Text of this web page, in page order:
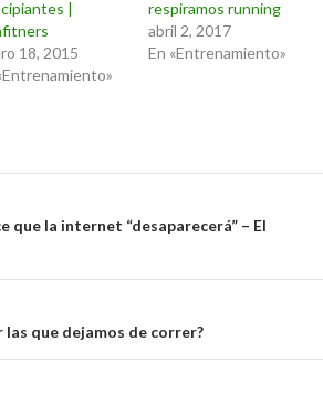
|
18, 2015
respiramos running
abril 2, 2017
En «Entrenamiento»
que la internet “desaparecerá” – El
las que dejamos de correr?